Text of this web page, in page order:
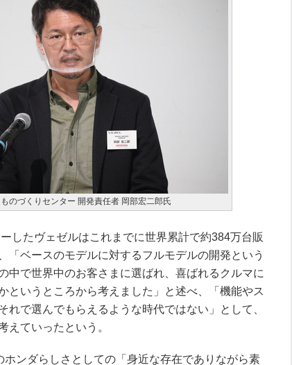
のづくりセンター 開発責任者 岡部宏二郎氏
したヴェゼルはこれまでに世界累計で約384万台販
「ベースのモデルに対するフルモデルの開発という
中で世界中のお客さまに選ばれ、喜ばれるクルマに
というところから考えました」と述べ、「機能やス
れで選んでもらえるような時代ではない」として、
えていったという。
ンダらしさとしての「身近な存在でありながら素